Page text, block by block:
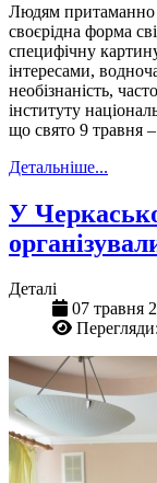
Людям притаманно
своєрідна форма
специфічну
інтересами,
необізнаність,
інституту
що свято 9 травня –
Детальніше...
У
Деталі
07 травня